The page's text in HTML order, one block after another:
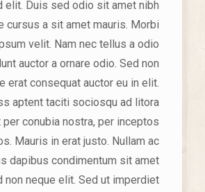
elit. Duis sed odio sit amet nibh
cursus a sit amet mauris. Morbi
velit. Nam nec tellus a odio
auctor a ornare odio. Sed non
erat consequat auctor eu in elit.
aptent taciti sociosqu ad litora
per conubia nostra, per inceptos
Mauris in erat justo. Nullam ac
dapibus condimentum sit amet
non neque elit. Sed ut imperdiet